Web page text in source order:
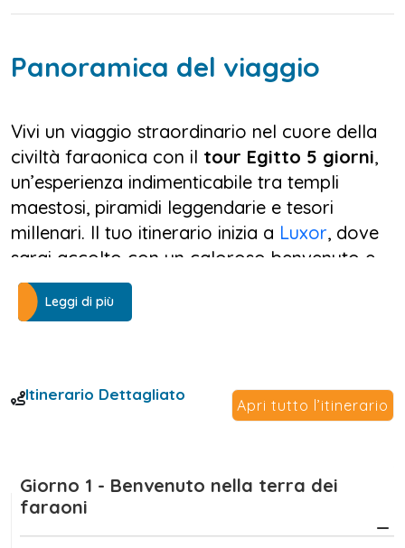
Panoramica del viaggio
Vivi un viaggio straordinario nel cuore della
civiltà faraonica con il tour Egitto 5 giorni,
un’esperienza indimenticabile tra templi
maestosi, piramidi leggendarie e tesori
millenari. Il tuo itinerario inizia a Luxor, dove
sarai accolto con un caloroso benvenuto e
accompagnato in hotel per rilassarti prima
dell’avventura.
porterà a scoprire i segreti della
,
esplorando le tombe dei grandi faraoni.
Karnak. Dopo un pranzo tradizionale, il
fascino del
soprattutto al tramonto. In serata,
Leggi di più
Itinerario Dettagliato
Apri tutto l’itinerario
Giorno 1 - Benvenuto nella terra dei
faraoni